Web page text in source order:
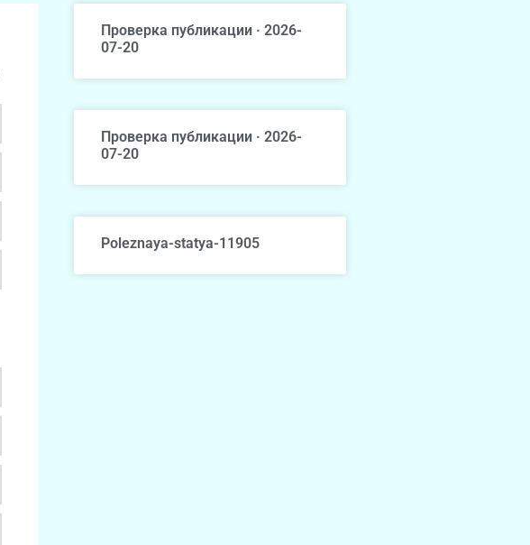
Проверка публикации · 2026-
07-20
Проверка публикации · 2026-
07-20
Poleznaya-statya-11905